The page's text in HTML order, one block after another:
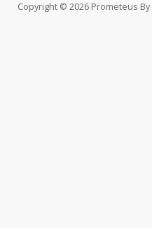
Copyright © 2026 Prometeus